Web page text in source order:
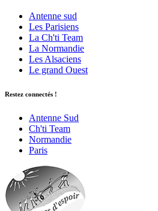
Antenne sud
Les Parisiens
La Ch'ti Team
La Normandie
Les Alsaciens
Le grand Ouest
Restez connectés !
Antenne Sud
Ch'ti Team
Normandie
Paris